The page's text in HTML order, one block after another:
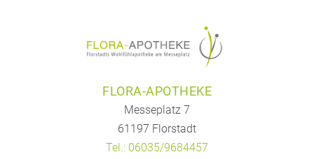
FLORA-APOTHEKE
Messeplatz 7
61197 Florstadt
Tel.: 06035/9684457